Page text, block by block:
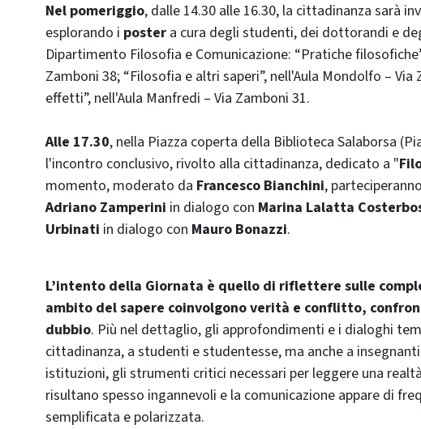
Nel pomeriggio, dalle 14.30 alle 16.30, la cittadinanza sarà
esplorando i poster a cura degli studenti, dei dottorandi e
Dipartimento Filosofia e Comunicazione: “Pratiche
Zamboni 38; “Filosofia e altri saperi”, nell'Aula Mondolfo –
effetti”, nell'Aula Manfredi – Via Zamboni 31.
Alle 17.30, nella Piazza coperta della Biblioteca Salaborsa
l'incontro conclusivo, rivolto alla cittadinanza, dedicato a "
momento, moderato da Francesco Bianchini, parteciperanno
Adriano Zamperini in dialogo con Marina Lalatta
Urbinati in dialogo con Mauro Bonazzi.
L’intento della Giornata è quello di riflettere sulle
ambito del sapere coinvolgono verità e conflitto,
dubbio. Più nel dettaglio, gli approfondimenti e i dialoghi
cittadinanza, a studenti e studentesse, ma anche a
istituzioni, gli strumenti critici necessari per leggere una
risultano spesso ingannevoli e la comunicazione appare di
semplificata e polarizzata.